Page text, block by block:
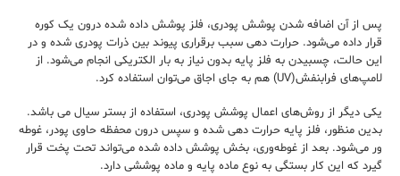
پس از آن اضافه شدن پوشش پودری، فلز پوشش داده شده درون یک کوره
قرار داده می‌شود. حرارت دهی سبب برقراری پیوند بین ذرات پودری شده و در
این حالت، چسبیدن به فلز پایه بدون نیاز به بار الکتریکی انجام می‌شود‌. از
لامپ‌های فرابنفش(UV) هم به جای اجاق می‌توان استفاده کرد.
یکی دیگر از روش‌های اعمال پوشش پودری، استفاده از بستر سیال می باشد.
بدین منظور، فلز پایه حرارت دهی شده و سپس درون محفظه حاوی پودر، غوطه‌
ور می‌شود. بعد از غوطه‌وری، بخش پوشش داده شده می‌تواند تحت پخت قرار
گیرد که این کار بستگی به نوع ماده پایه و ماده پوششی دارد.